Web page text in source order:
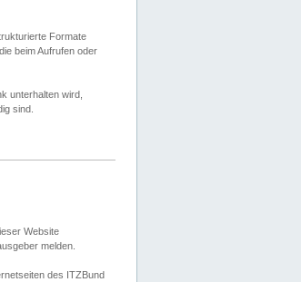
Formate
beim Aufrufen oder
unterhalten wird,
sind.
Website
melden.
des ITZBund